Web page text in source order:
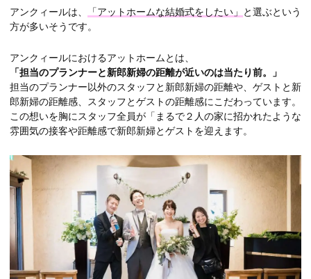
アンクィールは、 「アットホームな結婚式をしたい」
と選ぶという
方が多いそうです。
アンクィールにおけるアットホームとは、
「担当のプランナーと新郎新婦の距離が近いのは当たり前。」
担当のプランナー以外のスタッフと新郎新婦の距離や、ゲストと新
郎新婦の距離感、スタッフとゲストの距離感にこだわっています。
この想いを胸にスタッフ全員が「まるで２人の家に招かれたような
雰囲気の接客や距離感で新郎新婦とゲストを迎えます。